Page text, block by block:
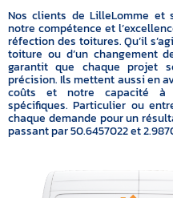
Nos clients de LilleLomme et
notre compétence et
réfection des toitures. Qu’il
toiture ou d’un changement
garantit que chaque projet
précision. Ils mettent aussi en
coûts et notre capacité à
spécifiques. Particulier ou
chaque demande pour un
passant par 50.6457022 et